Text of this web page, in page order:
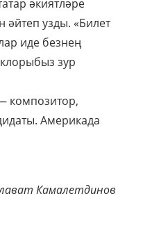
әкиятләре
әйтеп узды. «Билет
иде безнең
зур
композитор,
Америкада
Камалетдинов